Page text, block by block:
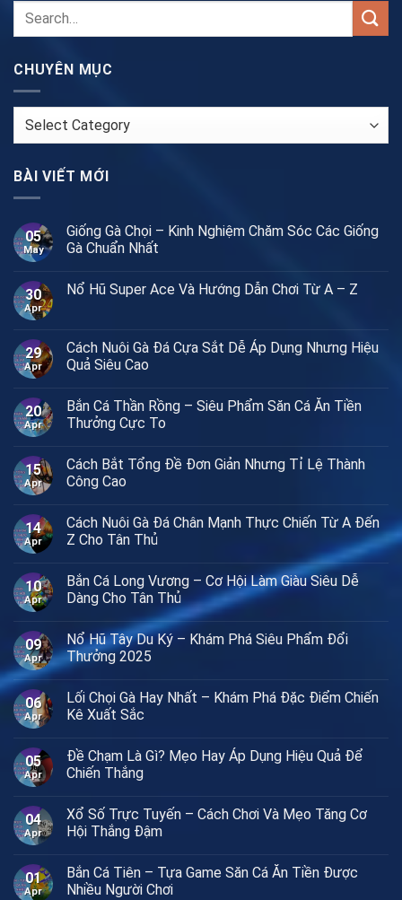
CHUYÊN MỤC
CHUYÊN
BÀI VIẾT MỚI
05
May
Giống Gà Chọi – Kinh Nghiệm Chăm Sóc Các Giống
Gà Chuẩn Nhất
30
Apr
Nổ Hũ Super Ace Và Hướng Dẫn Chơi Từ A – Z
29
Apr
Cách Nuôi Gà Đá Cựa Sắt Dễ Áp Dụng Nhưng Hiệu
Quả Siêu Cao
20
Apr
Bắn Cá Thần Rồng – Siêu Phẩm Săn Cá Ăn Tiền
Thưởng Cực To
15
Apr
Cách Bắt Tổng Đề Đơn Giản Nhưng Tỉ Lệ Thành
Công Cao
14
Apr
Cách Nuôi Gà Đá Chân Mạnh Thực Chiến Từ A Đến
Z Cho Tân Thủ
10
Apr
Bắn Cá Long Vương – Cơ Hội Làm Giàu Siêu Dễ
Dàng Cho Tân Thủ
09
Apr
Nổ Hũ Tây Du Ký – Khám Phá Siêu Phẩm Đổi
Thưởng 2025
06
Apr
Lối Chọi Gà Hay Nhất – Khám Phá Đặc Điểm Chiến
Kê Xuất Sắc
05
Apr
Đề Chạm Là Gì? Mẹo Hay Áp Dụng Hiệu Quả Để
Chiến Thắng
04
Apr
Xổ Số Trực Tuyến – Cách Chơi Và Mẹo Tăng Cơ
Hội Thắng Đậm
01
Apr
Bắn Cá Tiên – Tựa Game Săn Cá Ăn Tiền Được
Nhiều Người Chơi